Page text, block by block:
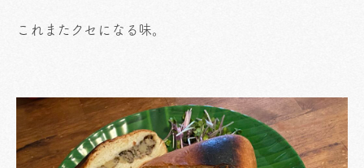
これまたクセになる味。